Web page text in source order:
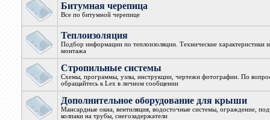
Битумная черепица
Все по битумной черепице
Теплоизоляция
Подбор информации по теплоизоляции. Технические характеристики
монтажа
Стропильные системы
Схемы, программы, узлы, инструкции, чертежи фотографии. По
обращайтесь к Lex в личном сообщении
Дополнительное оборудование для крыши
Мансардные окна, вентиляция, водосточные системы, ограждение,
колпаки на трубы, снегозадержатели